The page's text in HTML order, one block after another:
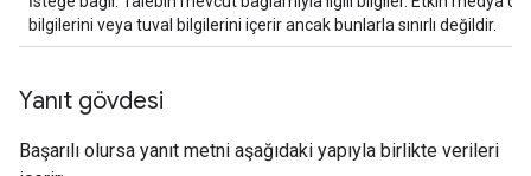
bilgilerini veya tuval bilgilerini içerir ancak bunlarla sınırlı değildir.
Yanıt gövdesi
Başarılı olursa yanıt metni aşağıdaki yapıyla birlikte verileri